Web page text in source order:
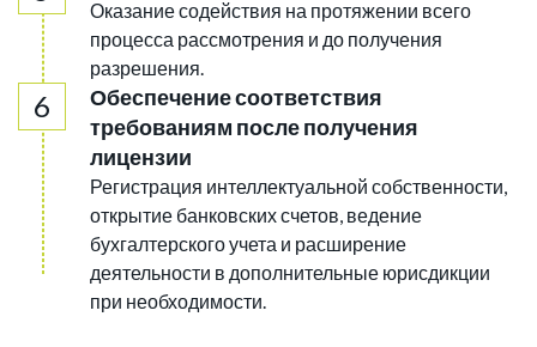
Оказание содействия на протяжении всего
процесса рассмотрения и до получения
разрешения.
Обеспечение соответствия
требованиям после получения
лицензии
Регистрация интеллектуальной собственности,
открытие банковских счетов, ведение
бухгалтерского учета и расширение
деятельности в дополнительные юрисдикции
при необходимости.